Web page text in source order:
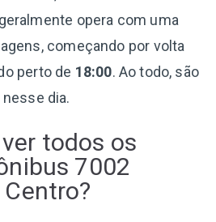
opera com uma
começando por volta
perto de 18:00. Ao todo, são
dia.
todos os
7002